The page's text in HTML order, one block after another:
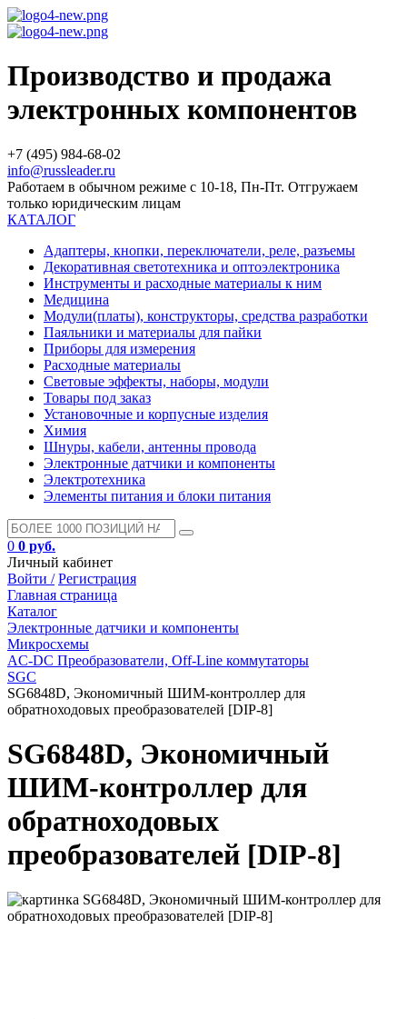
Производство и продажа
электронных компонентов
+7 (495) 984-68-02
info@russleader.ru
Работаем в обычном режиме с 10-18, Пн-Пт. Отгружаем
только юридическим лицам
КАТАЛОГ
Адаптеры, кнопки, переключатели, реле, разъемы
Декоративная светотехника и оптоэлектроника
Инструменты и расходные материалы к ним
Медицина
Модули(платы), конструкторы, средства разработки
Паяльники и материалы для пайки
Приборы для измерения
Расходные материалы
Световые эффекты, наборы, модули
Товары под заказ
Установочные и корпусные изделия
Химия
Шнуры, кабели, антенны провода
Электронные датчики и компоненты
Электротехника
Элементы питания и блоки питания
0 0 руб.
Личный кабинет
Войти / Регистрация
Главная страница
Каталог
Электронные датчики и компоненты
Микросхемы
AC-DC Преобразователи, Off-Line коммутаторы
SGC
SG6848D, Экономичный ШИМ-контроллер для
обратноходовых преобразователей [DIP-8]
SG6848D, Экономичный
ШИМ-контроллер для
обратноходовых
преобразователей [DIP-8]